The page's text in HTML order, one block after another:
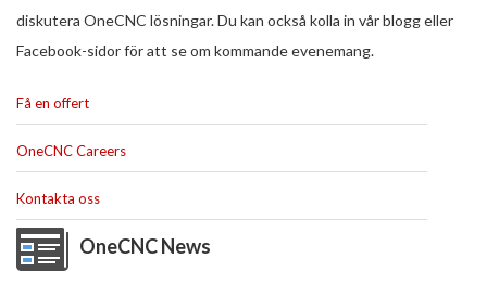
diskutera OneCNC lösningar. Du kan också kolla in vår blogg eller
Facebook-sidor för att se om kommande evenemang.
Få en offert
OneCNC Careers
Kontakta oss
OneCNC News